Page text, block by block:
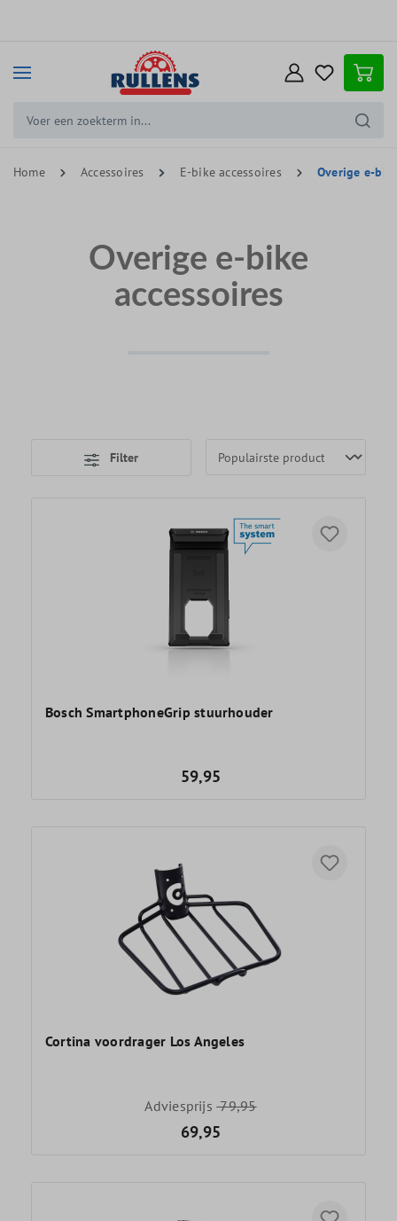
Home Accessoires E-bike accessoires Overige e-
Overige e-bike
accessoires
Filter
Bosch SmartphoneGrip stuurhouder
59,95
Cortina voordrager Los Angeles
Adviesprijs79,95
69,95